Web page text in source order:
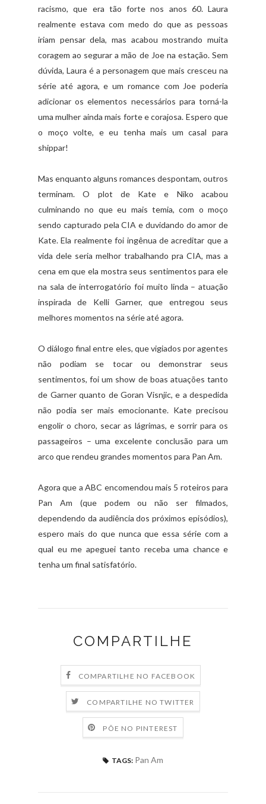
racismo, que era tão forte nos anos 60. Laura
realmente estava com medo do que as pessoas
iriam pensar dela, mas acabou mostrando muita
coragem ao segurar a mão de Joe na estação. Sem
dúvida, Laura é a personagem que mais cresceu na
série até agora, e um romance com Joe poderia
adicionar os elementos necessários para torná-la
uma mulher ainda mais forte e corajosa. Espero que
o moço volte, e eu tenha mais um casal para
shippar!
Mas enquanto alguns romances despontam, outros
terminam. O plot de Kate e Niko acabou
culminando no que eu mais temia, com o moço
sendo capturado pela CIA e duvidando do amor de
Kate. Ela realmente foi ingênua de acreditar que a
vida dele seria melhor trabalhando pra CIA, mas a
cena em que ela mostra seus sentimentos para ele
na sala de interrogatório foi muito linda – atuação
inspirada de Kelli Garner, que entregou seus
melhores momentos na série até agora.
O diálogo final entre eles, que vigiados por agentes
não podiam se tocar ou demonstrar seus
sentimentos, foi um show de boas atuações tanto
de Garner quanto de Goran Visnjic, e a despedida
não podia ser mais emocionante. Kate precisou
engolir o choro, secar as lágrimas, e sorrir para os
passageiros – uma excelente conclusão para um
arco que rendeu grandes momentos para Pan Am.
Agora que a ABC encomendou mais 5 roteiros para
Pan Am (que podem ou não ser filmados,
dependendo da audiência dos próximos episódios),
espero mais do que nunca que essa série com a
qual eu me apeguei tanto receba uma chance e
tenha um final satisfatório.
COMPARTILHE
COMPARTILHE NO FACEBOOK
COMPARTILHE NO TWITTER
PÕE NO PINTEREST
TAGS: Pan Am